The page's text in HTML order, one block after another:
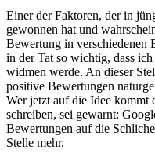
Einer der Faktoren, der in
gewonnen hat und
Bewertung in verschiedenen
in der Tat so wichtig, dass
widmen werde. An dieser
positive Bewertungen
Wer jetzt auf die Idee kommt
schreiben, sei gewarnt:
Bewertungen auf die
Stelle mehr.